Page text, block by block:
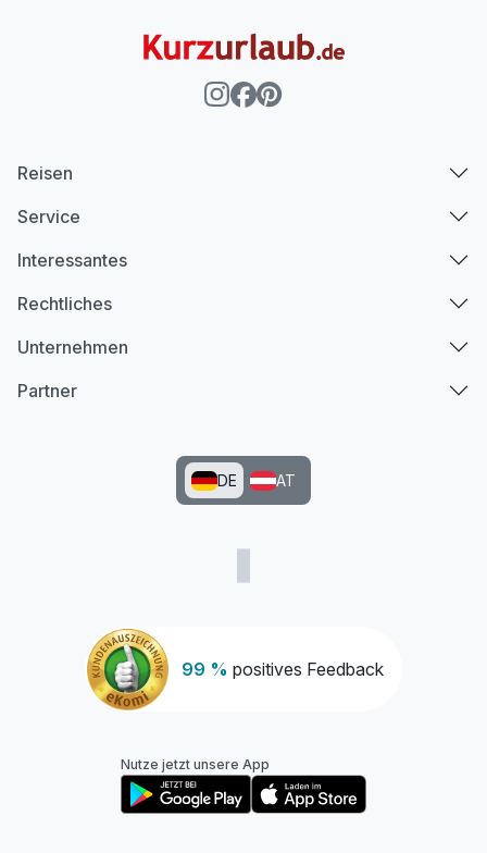
99 % positives Feedback
Reisen
Service
Interessantes
Rechtliches
Unternehmen
Partner
DE AT
Nutze jetzt unsere App